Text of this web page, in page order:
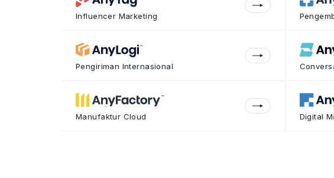
Influencer Marketing
Pengiriman Internasional
Manufaktur Cloud Digital